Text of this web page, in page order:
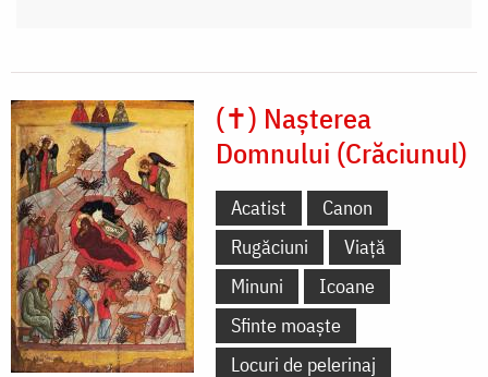
(✝) Nașterea
Domnului (Crăciunul)
Acatist
Canon
Rugăciuni
Viață
Minuni
Icoane
Sfinte moaște
Locuri de pelerinaj